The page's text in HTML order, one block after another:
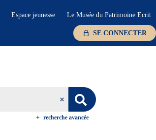
Espace jeunesse Le Musée du Patrimoine Ecrit
SE CONNECTER
recherche avancée